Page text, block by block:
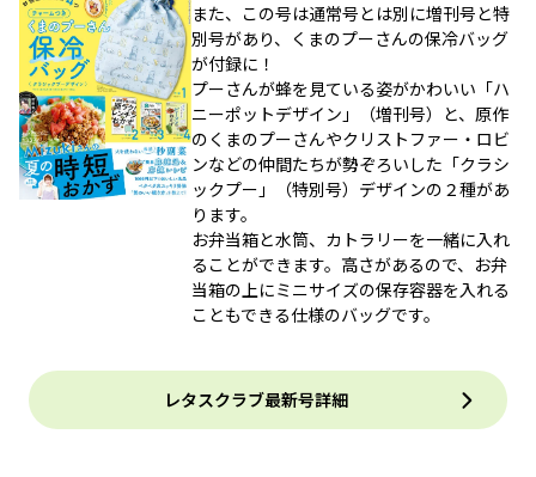
また、この号は通常号とは別に増刊号と特
別号があり、くまのプーさんの保冷バッグ
が付録に！
プーさんが蜂を見ている姿がかわいい「ハ
ニーポットデザイン」（増刊号）と、原作
のくまのプーさんやクリストファー・ロビ
ンなどの仲間たちが勢ぞろいした「クラシ
ックプー」（特別号）デザインの２種があ
ります。
お弁当箱と水筒、カトラリーを一緒に入れ
ることができます。高さがあるので、お弁
当箱の上にミニサイズの保存容器を入れる
こともできる仕様のバッグです。
レタスクラブ最新号詳細